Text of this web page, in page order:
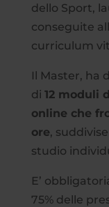
dello Sport,
conseguite
curriculum
Il Master, ha
di 12 moduli
online che
ore,
studio
E’
75% delle